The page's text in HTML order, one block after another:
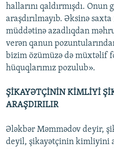
hallarını qaldırmışdı.
araşdırılmayıb. Əksinə
müddətinə azadlıqdan
verən qanun
bizim özümüzə də müxtəlif
hüquqlarımız pozulub».
ŞİKAYƏTÇİNİN KİMLİYİ
ARAŞDIRILIR
Ələkbər Məmmədov deyir,
deyil, şikayətçinin kimliyini